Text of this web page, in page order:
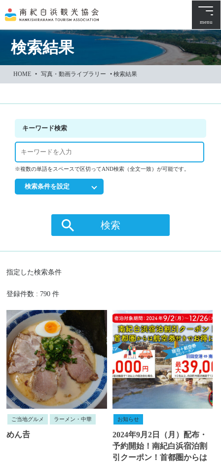
文
に
ッ
menu
検索結果
HOME • 写真・動画ライブラリー •検索結果
キーワード検索
※複数の単語をスペースで区切ってAND検索（全文一致）が可能です。
検索条件を設定
検索
指定した検索条件
登録件数 : 790 件
ご当地グルメ ラーメン・中華
めん𠮷
お知らせ
2024年9月2日（月）配布・
予約開始！南紀白浜宿泊割
引クーポン！首都圏からは